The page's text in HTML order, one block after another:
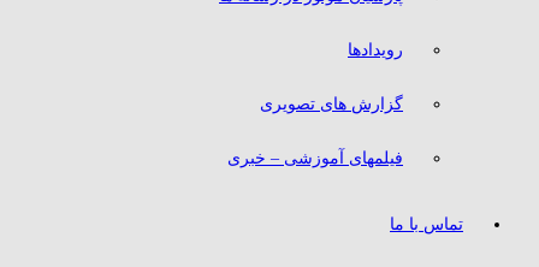
رویدادها
گزارش های تصویری
فیلمهای آموزشی – خبری
تماس با ما